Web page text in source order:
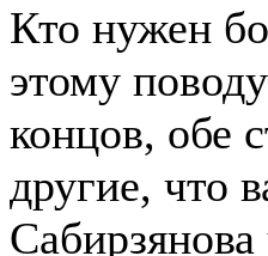
Кто нужен
этому
концов, обе
другие, что